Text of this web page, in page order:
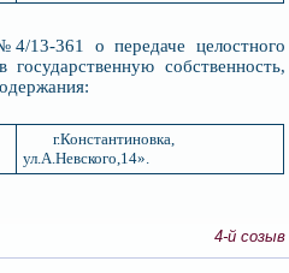
13-361 о передаче целостного
государственную собственность,
г.Константиновка,
ул.А.Невского,14».
4-й созыв